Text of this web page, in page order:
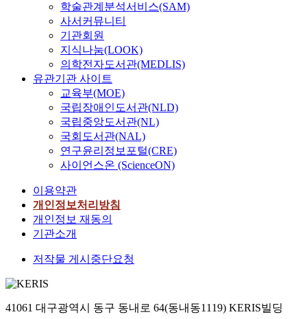
학술관계분석서비스(SAM)
사서커뮤니티
기관회원
지식나눔(LOOK)
의학전자도서관(MEDLIS)
유관기관 사이트
교육부(MOE)
국립장애인도서관(NLD)
국립중앙도서관(NL)
국회도서관(NAL)
연구윤리정보포털(CRE)
사이언스온 (ScienceON)
이용약관
개인정보처리방침
개인정보 재동의
기관소개
저작물 게시중단요청
41061 대구광역시 동구 동내로 64(동내동1119) KERIS빌딩